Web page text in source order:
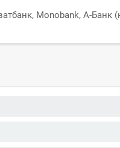
Monobank, А-Банк